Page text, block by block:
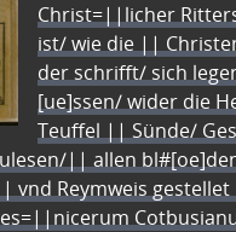
Christ=||licher
ist/ wie die ||
der schrifft/ sich
[ue]ssen/ wider die
Teuffel || Sünde/
|| allen
vnd Reymweis